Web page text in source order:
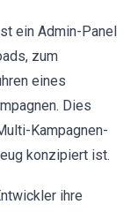
ein Admin-Panel
zum
eines
Dies
Kampagnen-
konzipiert ist.
ihre